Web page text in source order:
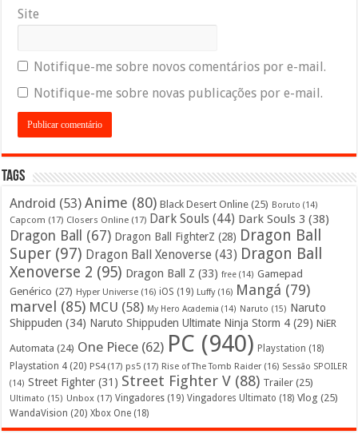
Site
Notifique-me sobre novos comentários por e-mail.
Notifique-me sobre novas publicações por e-mail.
Tags
Android (53) Anime (80) Black Desert Online (25) Boruto (14)
Capcom (17) Closers Online (17) Dark Souls (44) Dark Souls 3 (38)
Dragon Ball (67) Dragon Ball FighterZ (28) Dragon Ball
Super (97) Dragon Ball Xenoverse (43) Dragon Ball
Xenoverse 2 (95) Dragon Ball Z (33) free (14) Gamepad
Genérico (27) Hyper Universe (16) iOS (19) Luffy(16) Mangá (79)
marvel (85) MCU (58) My Hero Academia (14) Naruto (15) Naruto
Shippuden (34) Naruto Shippuden Ultimate Ninja Storm 4 (29) NiER
Automata (24) One Piece (62) PC (940) Playstation (18)
Playstation 4 (20) PS4(17) ps5 (17) Rise of The Tomb Raider (16) Sessão SPOILER
(14) Street Fighter (31) Street Fighter V (88) Trailer (25)
Ultimato (15) Unbox (17) Vingadores (19) Vingadores Ultimato (18) Vlog (25)
WandaVision (20) Xbox One (18)